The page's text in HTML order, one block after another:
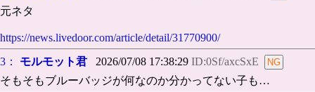
元ネタ
https://news.livedoor.com/article/detail/31770900/
3：
モルモット君 2026/07/08 17:38:29 ID:0Sf/axcSxE
そもそもブルーバッジが何なのか分かってない子も…